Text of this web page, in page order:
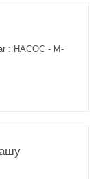
: НАСОС - M-